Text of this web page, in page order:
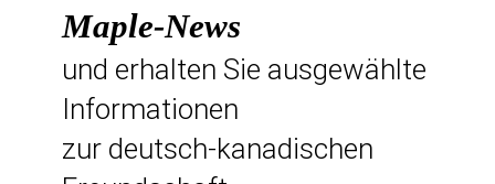
Maple-News
und erhalten Sie ausgewählte
Informationen
zur deutsch-kanadischen